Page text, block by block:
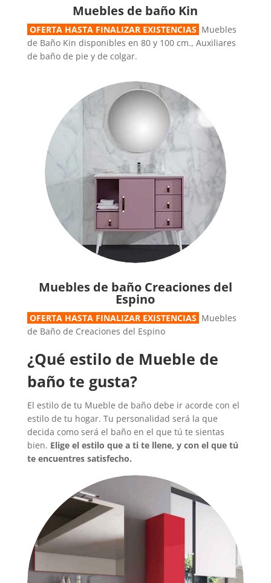
Muebles de baño Kin
OFERTA HASTA FINALIZAR EXISTENCIAS Muebles
de Baño Kin disponibles en 80 y 100 cm., Auxiliares
de baño de pie y de colgar.
Muebles de baño Creaciones del
Espino
OFERTA HASTA FINALIZAR EXISTENCIAS Muebles
de Baño de Creaciones del Espino
¿Qué estilo de Mueble de
baño te gusta?
El estilo de tu Mueble de baño debe ir acorde con el
estilo de tu hogar. Tu personalidad será la que
decida como será el baño en el que tú te sientas
bien. Elige el estilo que a ti te llene, y con el que tú
te encuentres satisfecho.